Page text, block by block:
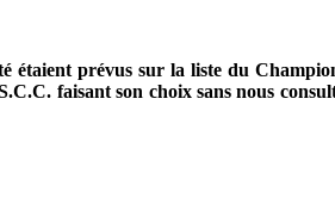
prévus sur la liste du
faisant son choix sans nous